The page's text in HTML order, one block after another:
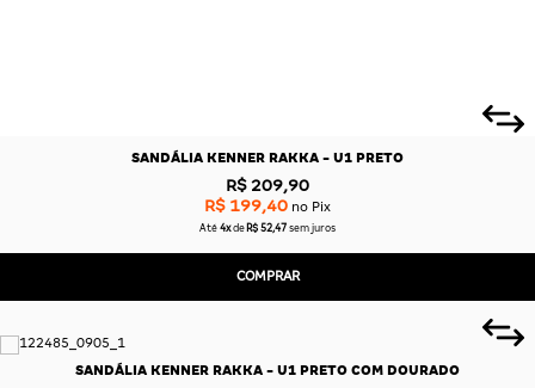
SANDÁLIA KENNER RAKKA - U1 PRETO
R$ 209,90
R$ 199,40 no Pix
Até 4x de R$ 52,47 sem juros
COMPRAR
SANDÁLIA KENNER RAKKA - U1 PRETO COM DOURADO